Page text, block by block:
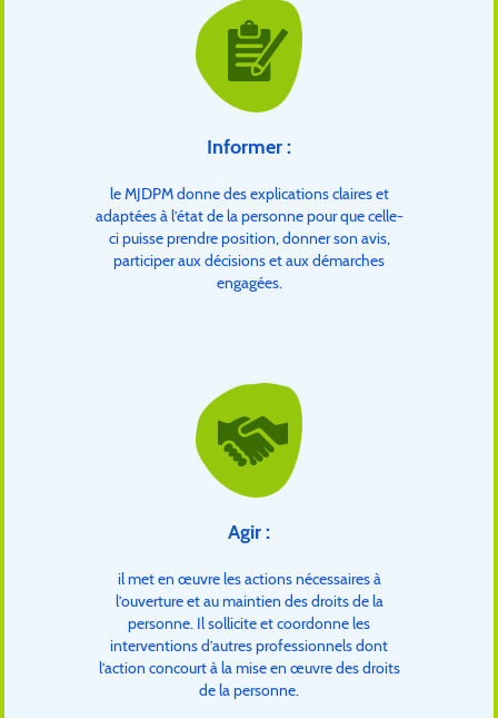
Informer :
le MJDPM donne des explications claires et
adaptées à l’état de la personne pour que celle-
ci puisse prendre position, donner son avis,
participer aux décisions et aux démarches
engagées.
Agir :
il met en œuvre les actions nécessaires à
l’ouverture et au maintien des droits de la
personne. Il sollicite et coordonne les
interventions d’autres professionnels dont
l’action concourt à la mise en œuvre des droits
de la personne.